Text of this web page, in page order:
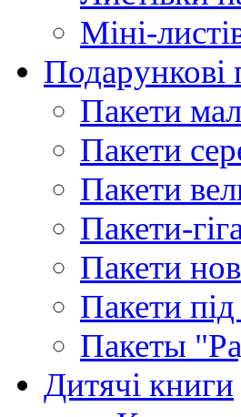
Міні-
Подарункові
Пакети
Пакети
Пакети
Пакети-
Пакети
Пакети
Пакеты
Дитячі книги